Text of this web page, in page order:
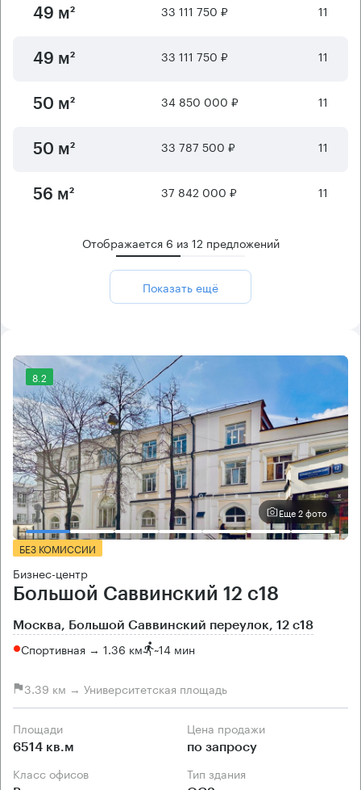
49 м² 33 111 750 ₽ 11
49 м² 33 111 750 ₽ 11
50 м² 34 850 000 ₽ 11
50 м² 33 787 500 ₽ 11
56 м² 37 842 000 ₽ 11
Отображается 6 из12 предложений
Показать ещё
8.2
Еще 2 фото
БЕЗ КОМИССИИ
Бизнес-центр
Большой Саввинский 12 с18
Москва, Большой Саввинский переулок, 12 с18
Спортивная → 1.36 км ~14 мин
3.39 км → Университетская площадь
Площади
6514 кв.м
Цена продажи
по запросу
Класс офисов Тип здания